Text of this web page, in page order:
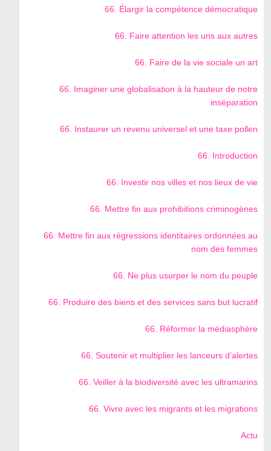
66. Élargir la compétence démocratique
66. Faire attention les uns aux autres
66. Faire de la vie sociale un art
66. Imaginer une globalisation à la hauteur de notre
inséparation
66. Instaurer un revenu universel et une taxe pollen
66. Introduction
66. Investir nos villes et nos lieux de vie
66. Mettre fin aux prohibitions criminogènes
66. Mettre fin aux régressions identitaires ordonnées au
nom des femmes
66. Ne plus usurper le nom du peuple
66. Produire des biens et des services sans but lucratif
66. Réformer la médiasphère
66. Soutenir et multiplier les lanceurs d’alertes
66. Veiller à la biodiversité avec les ultramarins
66. Vivre avec les migrants et les migrations
Actu